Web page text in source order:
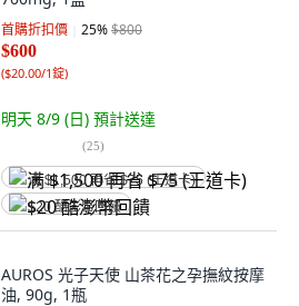
首購折扣價 25%$800
$600
($20.00/1錠)
明天 8/9 (日) 預計送達
(25)
满 $1,500 再省 $75 (王道卡)
$20 酷澎幣回饋
AUROS 光子天使 山茶花之孕撫紋按摩
油, 90g, 1瓶